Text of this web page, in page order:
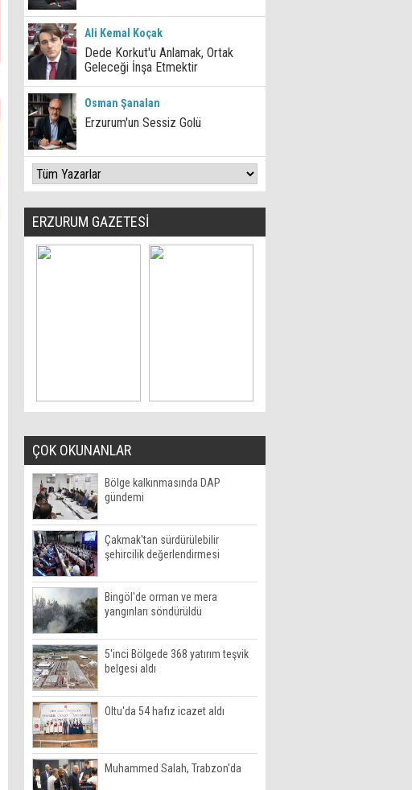
Ali Kemal Koçak
Dede Korkut'u Anlamak, Ortak
Geleceği İnşa Etmektir
Osman Şanalan
Erzurum'un Sessiz Golü
ERZURUM GAZETESİ
ÇOK OKUNANLAR
Bölge kalkınmasında DAP
gündemi
Çakmak'tan sürdürülebilir
şehircilik değerlendirmesi
Bingöl'de orman ve mera
yangınları söndürüldü
5'inci Bölgede 368 yatırım teşvik
belgesi aldı
Oltu'da 54 hafız icazet aldı
Muhammed Salah, Trabzon'da